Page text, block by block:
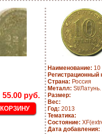
55.00 руб.
Наименование: 10
Регистрационный
Страна: Россия
Металл: St/Латунь.
Размер:
Вес:
Год: 2013
Тематика:
Состояние:
Дата добавления: